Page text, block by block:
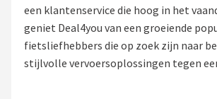
Shop
een klantenservice die hoog in het
geniet Deal4you van een groeiende
fietsliefhebbers die op zoek zijn naar
stijlvolle vervoersoplossingen tegen